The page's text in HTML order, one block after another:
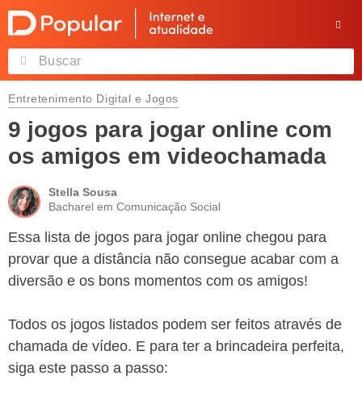
Entretenimento Digital e Jogos
9 jogos para jogar online com
os amigos em videochamada
Stella Sousa
Bacharel em Comunicação Social
Essa lista de jogos para jogar online chegou para
provar que a distância não consegue acabar com a
diversão e os bons momentos com os amigos!
Todos os jogos listados podem ser feitos através de
chamada de vídeo. E para ter a brincadeira perfeita,
siga este passo a passo: